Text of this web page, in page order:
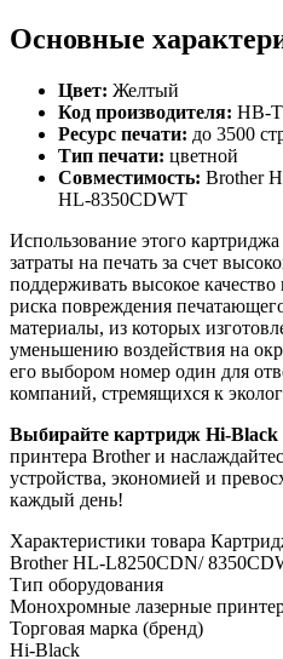
Основные
Цвет: Желтый
Код производителя: HB-
Ресурс печати: до 3500
Тип печати: цветной
Совместимость: Brother
HL-8350CDWT
Использование этого
затраты на печать за счет
поддерживать высокое
риска повреждения
материалы, из которых
уменьшению воздействия на
его выбором номер один для
компаний, стремящихся к
Выбирайте картридж Hi-Black
принтера Brother и
устройства, экономией и
каждый день!
Характеристики товара
Brother HL-L8250CDN/
Тип оборудования
Монохромные лазерные
Торговая марка (бренд)
Hi-Black